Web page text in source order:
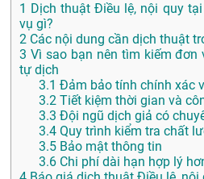
1 Dịch thuật Điều lệ, nội quy
vụ gì?
2 Các nội dung cần dịch thuật
3 Vì sao bạn nên tìm kiếm đơn
tự dịch
3.1 Đảm bảo tính chính xác
3.2 Tiết kiệm thời gian và
3.3 Đội ngũ dịch giả có
3.4 Quy trình kiểm tra chất
3.5 Bảo mật thông tin
3.6 Chi phí dài hạn hợp lý